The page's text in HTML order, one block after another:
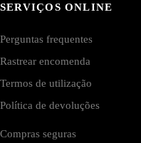
SERVIÇOS ONLINE
Perguntas frequentes
Rastrear encomenda
Termos de utilização
Política de devoluções
Compras seguras